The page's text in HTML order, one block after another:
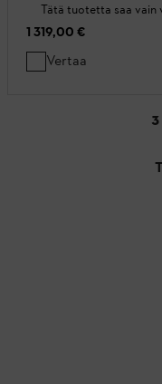
Tätä tuotetta saa vain
1 319,00 €
Vertaa
3